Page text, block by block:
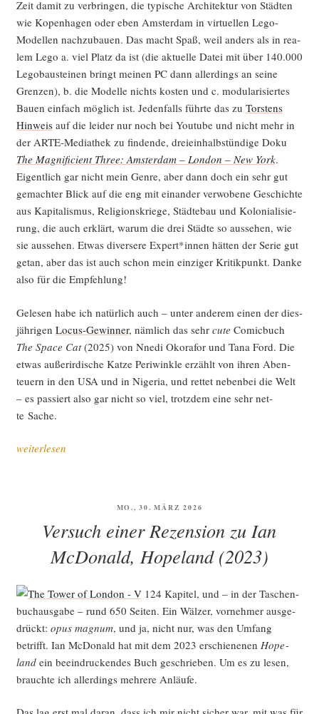
Zeit damit zu ver­brin­gen, die typi­sche Archi­tek­tur von Städ­ten
wie Kopen­ha­gen oder eben Ams­ter­dam in vir­tu­el­len Lego-
Model­len nach­zu­bau­en. Das macht Spaß, weil anders als in rea­
lem Lego a. viel Platz da ist (die aktu­el­le Datei mit über 140.000
Lego­bau­stei­nen bringt mei­nen PC dann aller­dings an sei­ne
Gren­zen), b. die Model­le nichts kos­ten und c. modu­la­ri­sier­tes
Bau­en ein­fach mög­lich ist. Jeden­falls führ­te das zu Tors­tens
Hin­weisauf die lei­der nur noch bei You­tube und nicht mehr in
der ARTE-Media­thek zu fin­den­de, drei­ein­halb­stün­di­ge Doku
The Magni­fi­ci­ent Three: Ams­ter­dam – Lon­don – New York.
Eigent­lich gar nicht mein Gen­re, aber dann doch ein sehr gut
gemach­ter Blick auf die eng mit ein­an­der ver­wo­be­ne Geschich­te
aus Kapi­ta­lis­mus, Reli­gi­ons­krie­ge, Städ­te­bau und Kolo­nia­li­sie­
rung, die auch erklärt, war­um die drei Städ­te so aus­se­hen, wie
sie aus­se­hen. Etwas diver­se­re Expert*innen hät­ten der Serie gut
getan, aber das ist auch schon mein ein­zi­ger Kri­tik­punkt. Dan­ke
also für die Empfehlung!
Gele­sen habe ich natür­lich auch – unter ande­rem einen der dies­
jäh­ri­gen Locus-Gewin­ner, näm­lich das sehr cute Comic­buch
The Space Cat(2025) von Nne­di Oko­ra­for und Tana Ford. Die
etwas außer­ir­di­sche Kat­ze Peri­wink­le erzählt von ihren Aben­
teu­ern in den USA und in Nige­ria, und ret­tet neben­bei die Welt
– es pas­siert also gar nicht so viel, trotz­dem eine sehr net­
te Sache.
„Sci­
im
Mai 2026“
weiterlesen
VERÖFFENTLICHT
MO., 30. MÄRZ 2026
Versuch einer Rezension zu Ian
McDonald, Hopeland (2023)
124 Kapi­tel, und – in der Taschen­
buch­aus­ga­be – rund 650 Sei­ten. Ein Wäl­zer, vor­neh­mer aus­ge­
drückt: opus magnum, und ja, nicht nur, was den Umfang
betrifft. Ian McDo­nald hat mit dem 2023 erschie­ne­nen Hope­
landein beein­dru­cken­des Buch geschrie­ben. Um es zu lesen,
brauch­te ich aller­dings meh­re­re Anläufe.